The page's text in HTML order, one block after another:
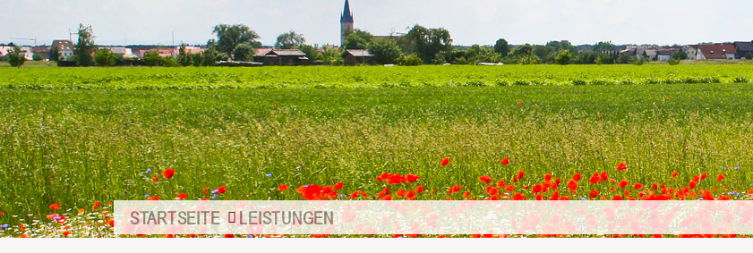
STARTSEITE LEISTUNGEN